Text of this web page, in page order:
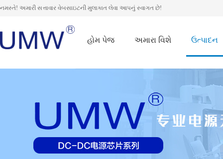
નમસ્તે! અમારી સત્તાવાર વેબસાઇટની મુલાકાત લેવા આપનું સ્વાગત છે!
હોમ પેજ અમારા વિશે ઉત્પાદન